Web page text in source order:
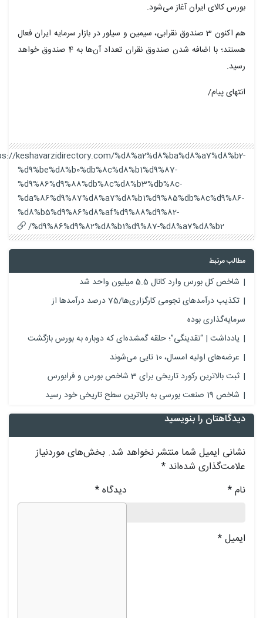
بورس کالای ایران آغاز می‌شود.
هم اکنون 3 صندوق نقرابی، سیمین و سیلور در بازار سرمایه ایران فعال
هستند؛ با اضافه شدن صندوق نقران تعداد آن‌ها به 4 صندوق خواهد
رسید.
انتهای پیام/
https://keshavarzidirectory.com/%d8%a2%d8%ba%d8%a7%d8%b2-
%d9%be%d8%b0%db%8c%d8%b1%d9%87-
%d9%86%d9%88%db%8c%d8%b3%db%8c-
%da%86%d9%87%d8%a7%d8%b1%d9%85%db%8c%d9%86-
%d8%b5%d9%86%d8%af%d9%88%d9%82-
%d9%86%d9%82%d8%b1%d9%87-%d8%a7%d8%b2/
مطالب مرتبط
شاخص کل بورس وارد کانال 5.5 میلیون واحد شد
تکذیب درآمدهای نجومی کارگزاری‌ها/75 درصد درآمدها از
سرمایه‌گذاری بوده
یادداشت | “نقدینگی”؛ حلقه گمشده‌ای که دوباره به بورس بازگشت
عرضه‌های اولیه امسال، 10 تایی می‌شوند
ثبت بالاترین رکورد تاریخی برای 3 شاخص بورس و فرابورس
شاخص 19 صنعت بورسی به بالاترین سطح تاریخی خود رسید
دیدگاهتان را بنویسید
نشانی ایمیل شما منتشر نخواهد شد.بخش‌های موردنیاز
علامت‌گذاری شده‌اند*
دیدگاه* *
ایمیل*